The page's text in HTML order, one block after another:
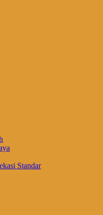
Standar